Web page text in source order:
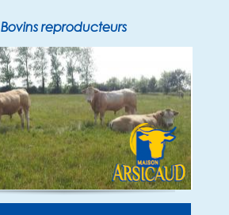
Bovins reproducteurs